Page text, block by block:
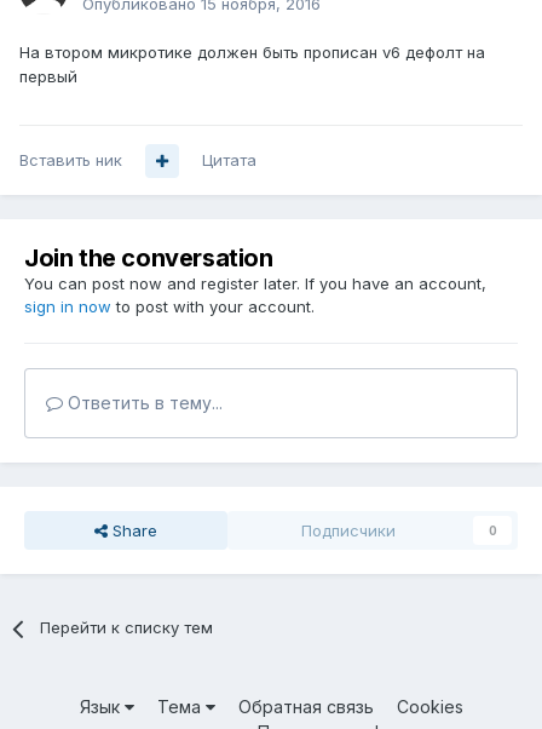
Опубликовано 15 ноября, 2016
На втором микротике должен быть прописан v6 дефолт на
первый
Вставить ник Цитата
Join the conversation
You can post now and register later. If you have an account,
sign in now to post with your account.
Ответить в тему...
Share Подписчики 0
Перейти к списку тем
Язык Тема Обратная связь
Cookies